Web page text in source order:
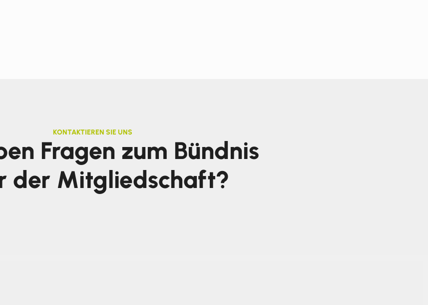
KONTAKTIEREN SIE UNS
Fragen zum Bündnis
der Mitgliedschaft?